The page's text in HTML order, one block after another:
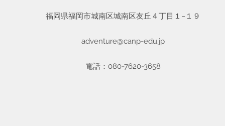
福岡県福岡市城南区城南区友丘４丁目１−１９
adventure@canp-edu.jp
電話：080-7620-3658